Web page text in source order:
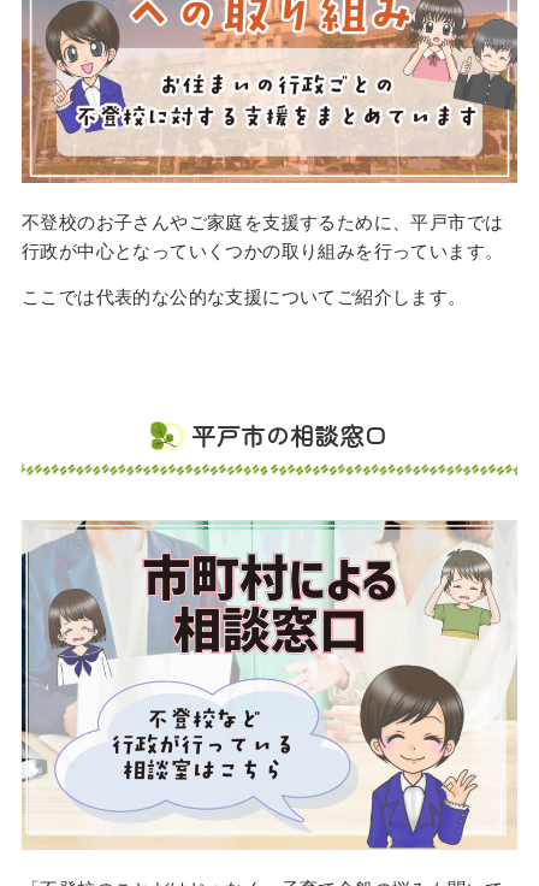
不登校のお子さんやご家庭を支援するために、平戸市では
行政が中心となっていくつかの取り組みを行っています。
ここでは代表的な公的な支援についてご紹介します。
平戸市の相談窓口